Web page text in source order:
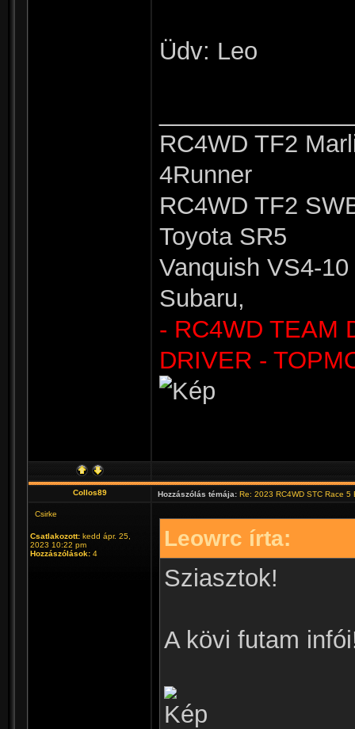
Üdv: Leo
RC4WD TF2
4Runner
RC4WD TF2
Toyota SR5
Vanquish VS4-
Subaru,
- RC4WD TEAM
DRIVER -
Collos89 Hozzászólás témája: Re: 2023 RC4WD STC Race 5
Csirke
Csatlakozott: kedd ápr. 25,
2023 10:22 pm
Hozzászólások: 4
Leowrc írta:
Sziasztok!
A kövi futam